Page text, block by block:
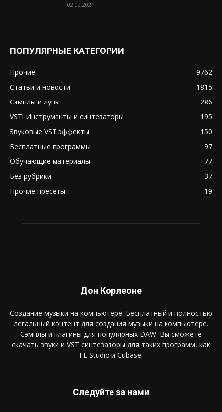
02.02.2021
ПОПУЛЯРНЫЕ КАТЕГОРИИ
Прочие
9762
Статьи и новости
1815
Сэмплы и лупы
286
VSTi Инструменты и синтезаторы
195
Звуковые VST эффекты
150
Бесплатные программы
97
Обучающие материалы
77
Без рубрики
37
Прочие пресеты
19
Дон Корлеоне
Создание музыки на компьютере. Бесплатный и полностью
легальный контент для создания музыки на компьютере.
Сэмплы и плагины для популярных DAW. Вы сможете
скачать звуки и VST синтезаторы для таких программ, как
FL Studio и Cubase.
Следуйте за нами